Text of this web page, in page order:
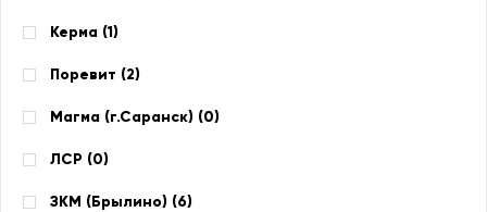
Керма (1)
Поревит (2)
Магма (г.Саранск) (0)
ЛСР (0)
ЗКМ (Брылино) (6)